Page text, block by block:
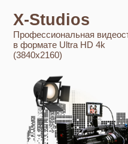
X-Studios
Профессиональная
в формате Ultra HD 4k
(3840x2160)